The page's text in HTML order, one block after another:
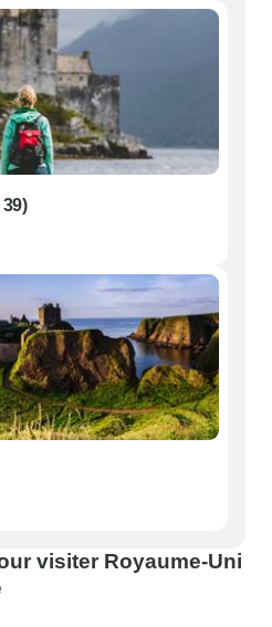
visiter Royaume-Uni